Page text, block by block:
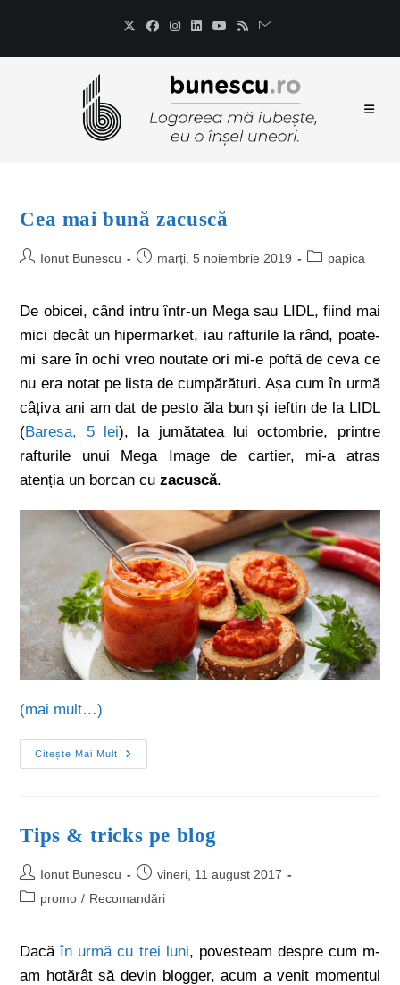
Cea mai bună zacuscă
Ionut Bunescu marți, 5 noiembrie 2019 papica
De obicei, când intru într-un Mega sau LIDL, fiind mai
mici decât un hipermarket, iau rafturile la rând, poate-
mi sare în ochi vreo noutate ori mi-e poftă de ceva ce
nu era notat pe lista de cumpărături. Așa cum în urmă
câțiva ani am dat de pesto ăla bun și ieftin de la LIDL
(Baresa, 5 lei), la jumătatea lui octombrie, printre
rafturile unui Mega Image de cartier, mi-a atras
atenția un borcan cuzacuscă.
(mai mult…)
Citește Mai Mult
Tips & tricks pe blog
Ionut Bunescu
vineri, 11 august 2017
promo / Recomandări
Dacăîn urmă cu trei luni, povesteam despre cum m-
am hotărât să devin blogger, acum a venit momentul